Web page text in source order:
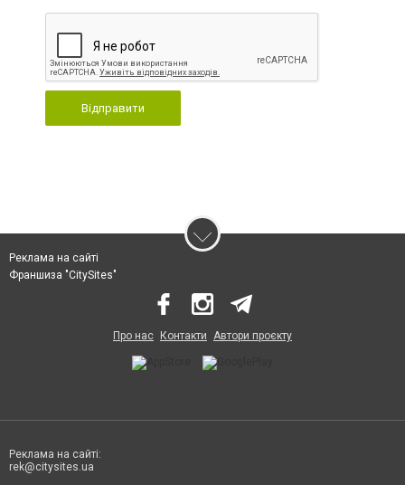
Відправити
Реклама на сайті
Франшиза "CitySites"
Про нас Контакти Автори проєкту
Реклама на сайті:
rek@citysites.ua